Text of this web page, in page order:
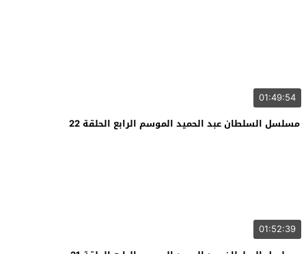
01:49:54
مسلسل السلطان عبد الحميد الموسم الرابع الحلقة 22
01:52:39